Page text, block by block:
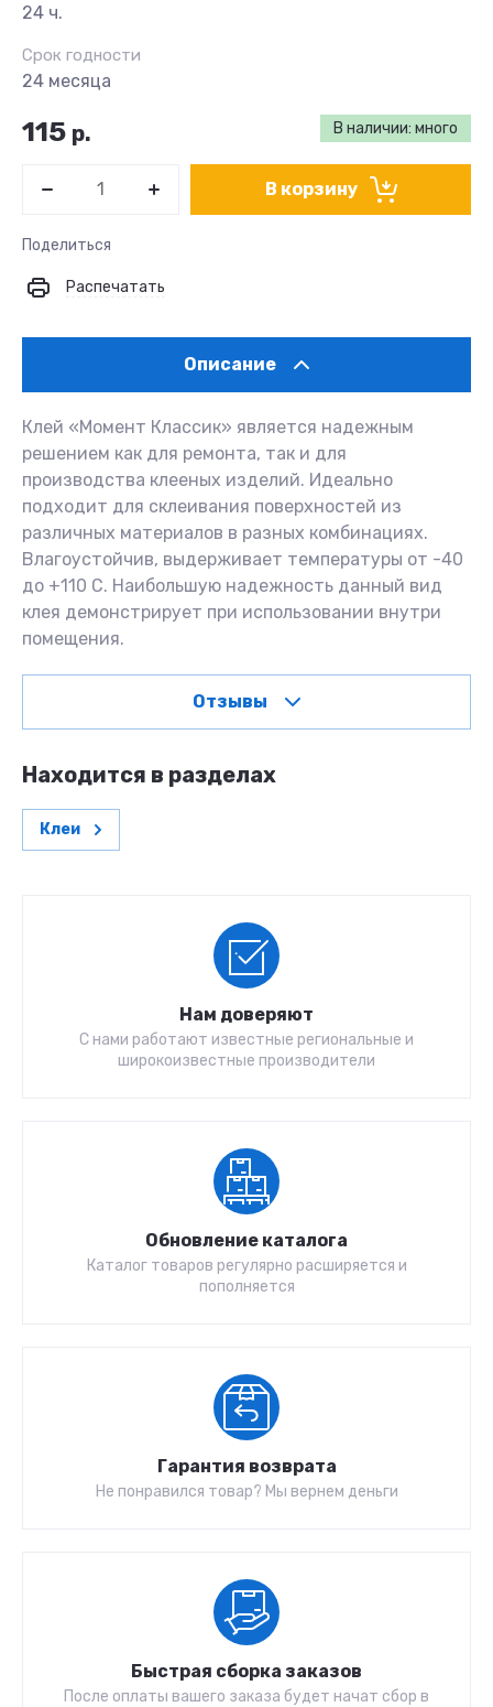
24 ч.
Срок годности
24 месяца
В наличии: много
115 р.
В корзину
Поделиться
Распечатать
Описание
Клей «Момент Классик» является надежным
решением как для ремонта, так и для
производства клееных изделий. Идеально
подходит для склеивания поверхностей из
различных материалов в разных комбинациях.
Влагоустойчив, выдерживает температуры от -40
до +110 С. Наибольшую надежность данный вид
клея демонстрирует при использовании внутри
помещения.
Отзывы
Находится в разделах
Клеи
Нам доверяют
С нами работают известные региональные и
широкоизвестные производители
Обновление каталога
Каталог товаров регулярно расширяется и
пополняется
Гарантия возврата
Не понравился товар? Мы вернем деньги
Быстрая сборка заказов
После оплаты вашего заказа будет начат сбор в